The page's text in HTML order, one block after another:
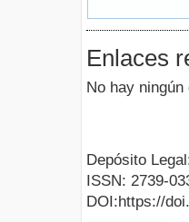
Enlaces
No hay
Depósito
ISSN: 2739-
DOI:https://